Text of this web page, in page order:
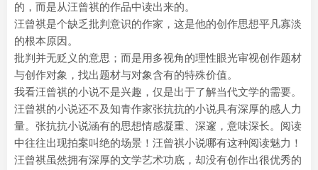
的，而是从汪曾祺的作品中读出来的。
汪曾祺是个缺乏批判意识的作家，这是他的创作思想平凡寡淡
的根本原因。
批判并无贬义的意思；而是用多视角的理性眼光审视创作题材
与创作对象，找出题材与对象含有的特殊价值。
我看汪曾祺的小说不是兴趣，仅是出于了解当代文学的需要。
汪曾祺的小说还不及知青作家张抗抗的小说具有深厚的感人力
量。张抗抗小说涵有的思想情感凝重、深邃，意味深长。阅读
中往往出现拍案叫绝的场景！汪曾祺小说哪有这种阅读魅力！
汪曾祺虽然拥有深厚的文学艺术功底，却没有创作出很优秀的